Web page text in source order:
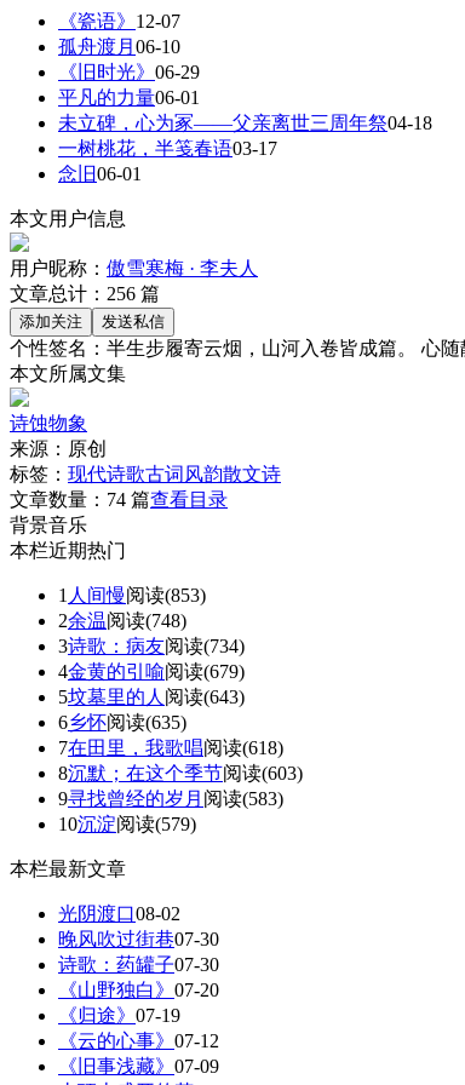
《瓷语》 12-07
孤舟渡月 06-10
《旧时光》 06-29
平凡的力量06-01
未立碑，心为冢——父亲离世三周年祭04-18
一树桃花，半笺春语03-17
念旧06-01
本文用户信息
用户昵称： 傲雪寒梅 · 李夫人
文章总计： 256 篇
个性签名： 半生步履寄云烟，山河入卷皆成篇。 心
本文所属文集
诗蚀物象
来源： 原创
标签： 现代诗歌古词风韵散文诗
文章数量： 74 篇查看目录
背景音乐
本栏近期热门
1 人间慢阅读(853)
2余温阅读(748)
3诗歌：病友阅读(734)
4金黄的引喻阅读(679)
5坟墓里的人 阅读(643)
6乡怀阅读(635)
7在田里，我歌唱阅读(618)
8沉默；在这个季节阅读(603)
9寻找曾经的岁月 阅读(583)
10沉淀阅读(579)
本栏最新文章
光阴渡口08-02
晚风吹过街巷07-30
诗歌：药罐子07-30
《山野独白》 07-20
《归途》 07-19
《云的心事》 07-12
《旧事浅藏》 07-09